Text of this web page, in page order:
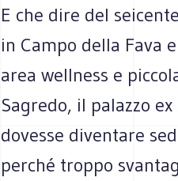
E che dire del
in Campo della Fava
area wellness e
Sagredo, il palazzo
dovesse diventare
perché troppo